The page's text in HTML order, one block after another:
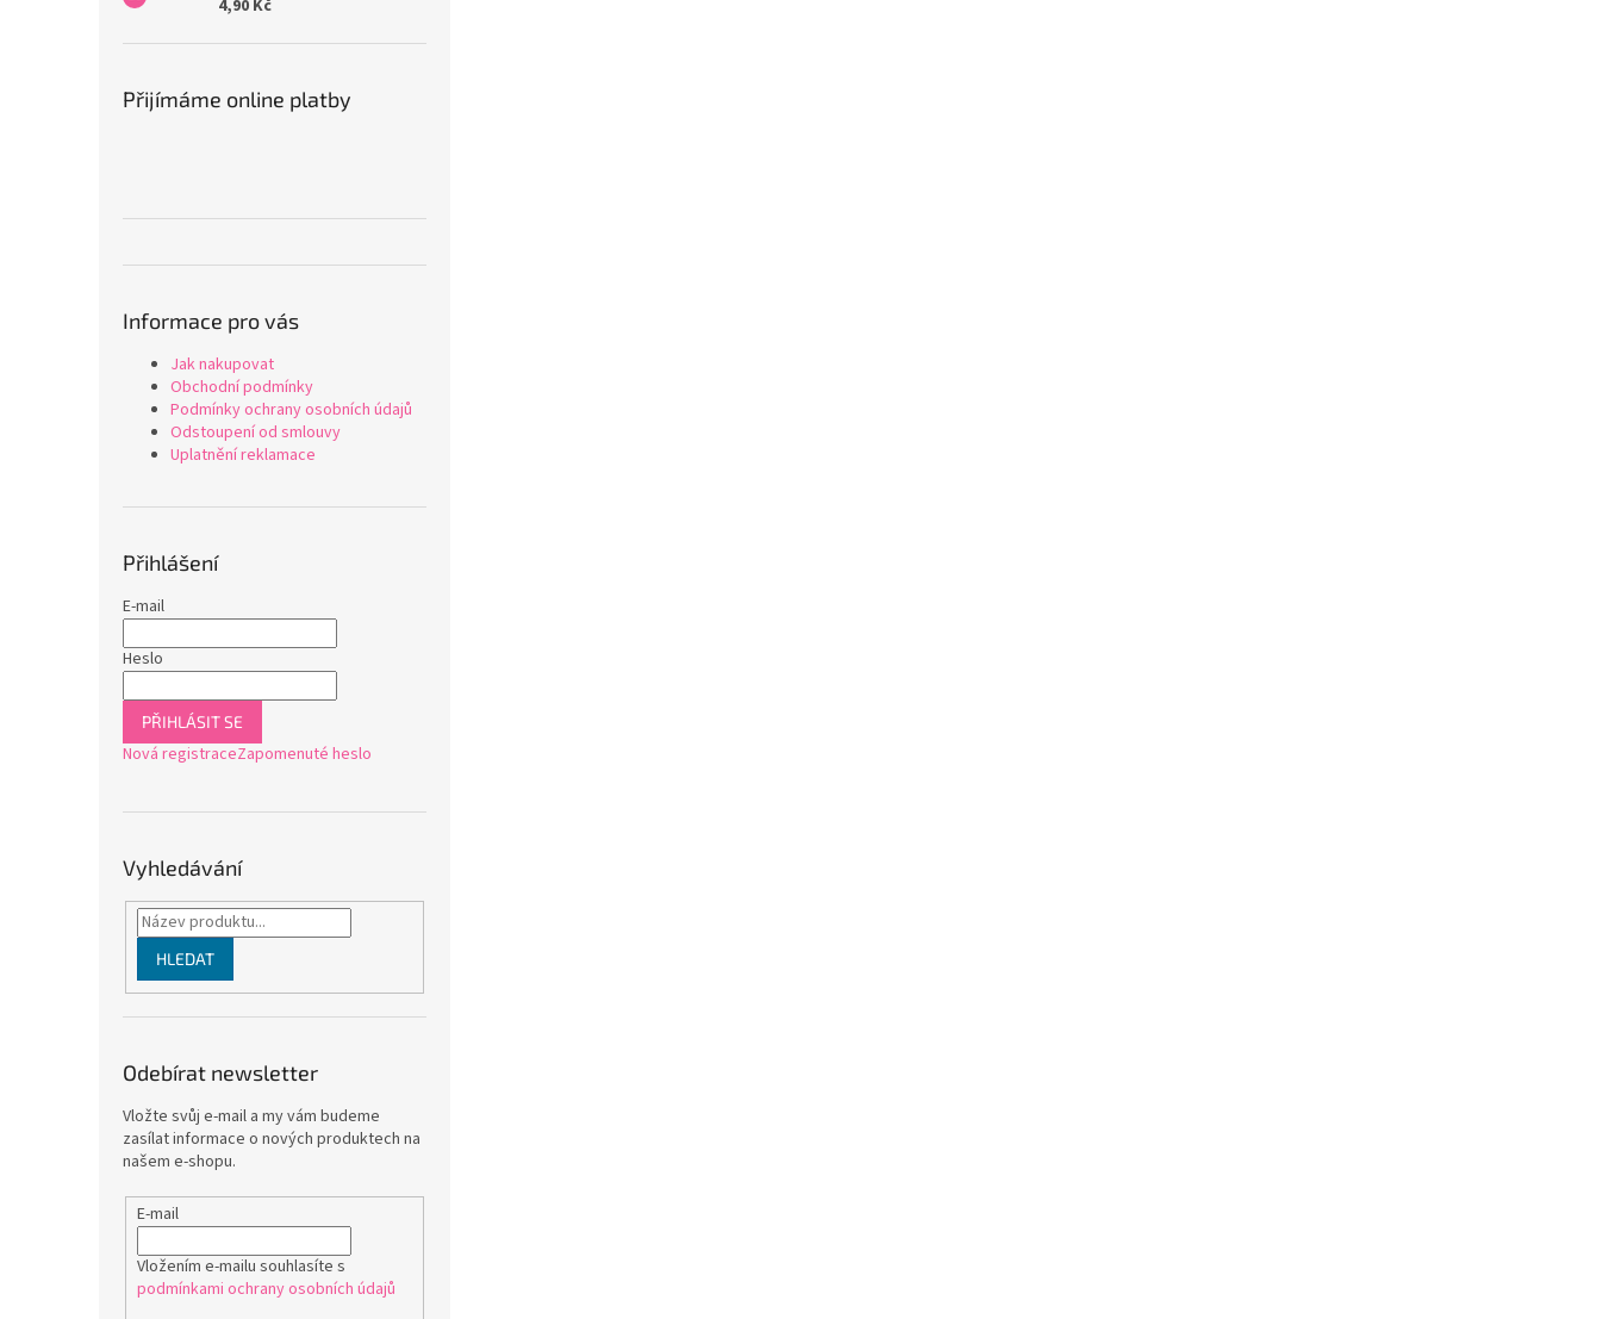
4,90 Kč
Přijímáme online platby
Informace pro vás
Jak nakupovat
Obchodní podmínky
Podmínky ochrany osobních údajů
Odstoupení od smlouvy
Uplatnění reklamace
Přihlášení
E-mail
Heslo
PŘIHLÁSIT SE
Nová registraceZapomenuté heslo
Vyhledávání
HLEDAT
Odebírat newsletter
Vložte svůj e-mail a my vám budeme
zasílat informace o nových produktech na
našem e-shopu.
E-mail
Vložením e-mailu souhlasíte s
podmínkami ochrany osobních údajů